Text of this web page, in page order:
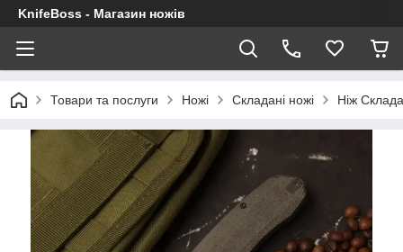
KnifeBoss - Магазин ножів
Товари та послуги Ножі Складані ножі Ніж